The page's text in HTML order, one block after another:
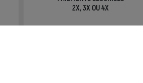
2X, 3X OU 4X